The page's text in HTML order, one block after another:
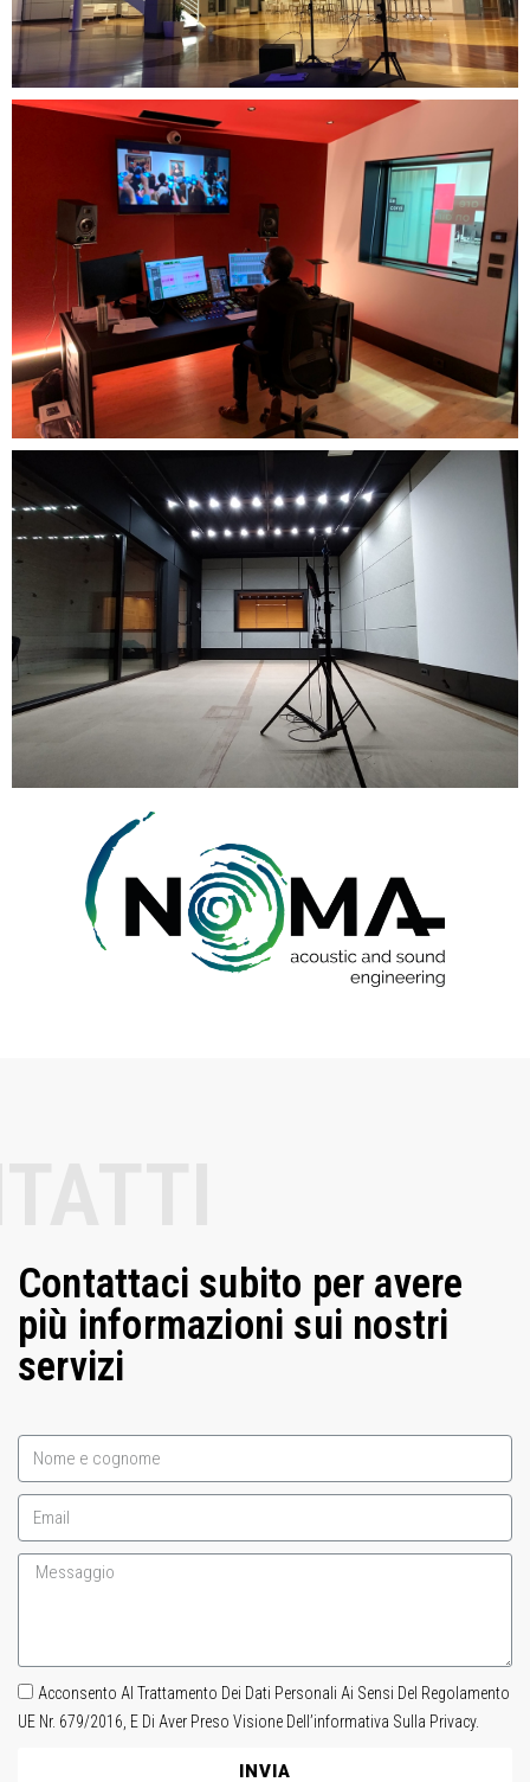
Contattaci subito per avere
più informazioni sui nostri
servizi
Acconsento Al Trattamento Dei Dati Personali Ai Sensi Del Regolamento
UE Nr. 679/2016, E Di Aver Preso Visione Dell’informativa Sulla Privacy.
INVIA